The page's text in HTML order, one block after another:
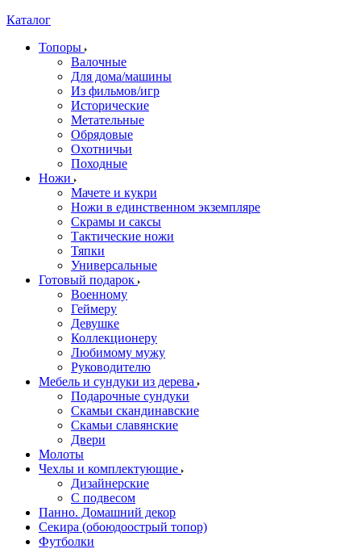
Каталог
Топоры
Валочные
Для дома/машины
Из фильмов/игр
Исторические
Метательные
Обрядовые
Охотничьи
Походные
Ножи
Мачете и кукри
Ножи в единственном экземпляре
Скрамы и саксы
Тактические ножи
Тяпки
Универсальные
Готовый подарок
Военному
Геймеру
Девушке
Коллекционеру
Любимому мужу
Руководителю
Мебель и сундуки из дерева
Подарочные сундуки
Скамьи скандинавские
Скамьи славянские
Двери
Молоты
Чехлы и комплектующие
Дизайнерские
С подвесом
Панно. Домашний декор
Секира (обоюдоострый топор)
Футболки